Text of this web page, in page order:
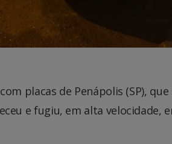
placas de Penápolis (SP), que
e fugiu, em alta velocidade,